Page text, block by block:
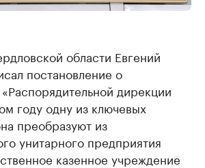
области Евгений
постановление о
дирекции
году одну из ключевых
преобразуют из
унитарного предприятия
казенное учреждение